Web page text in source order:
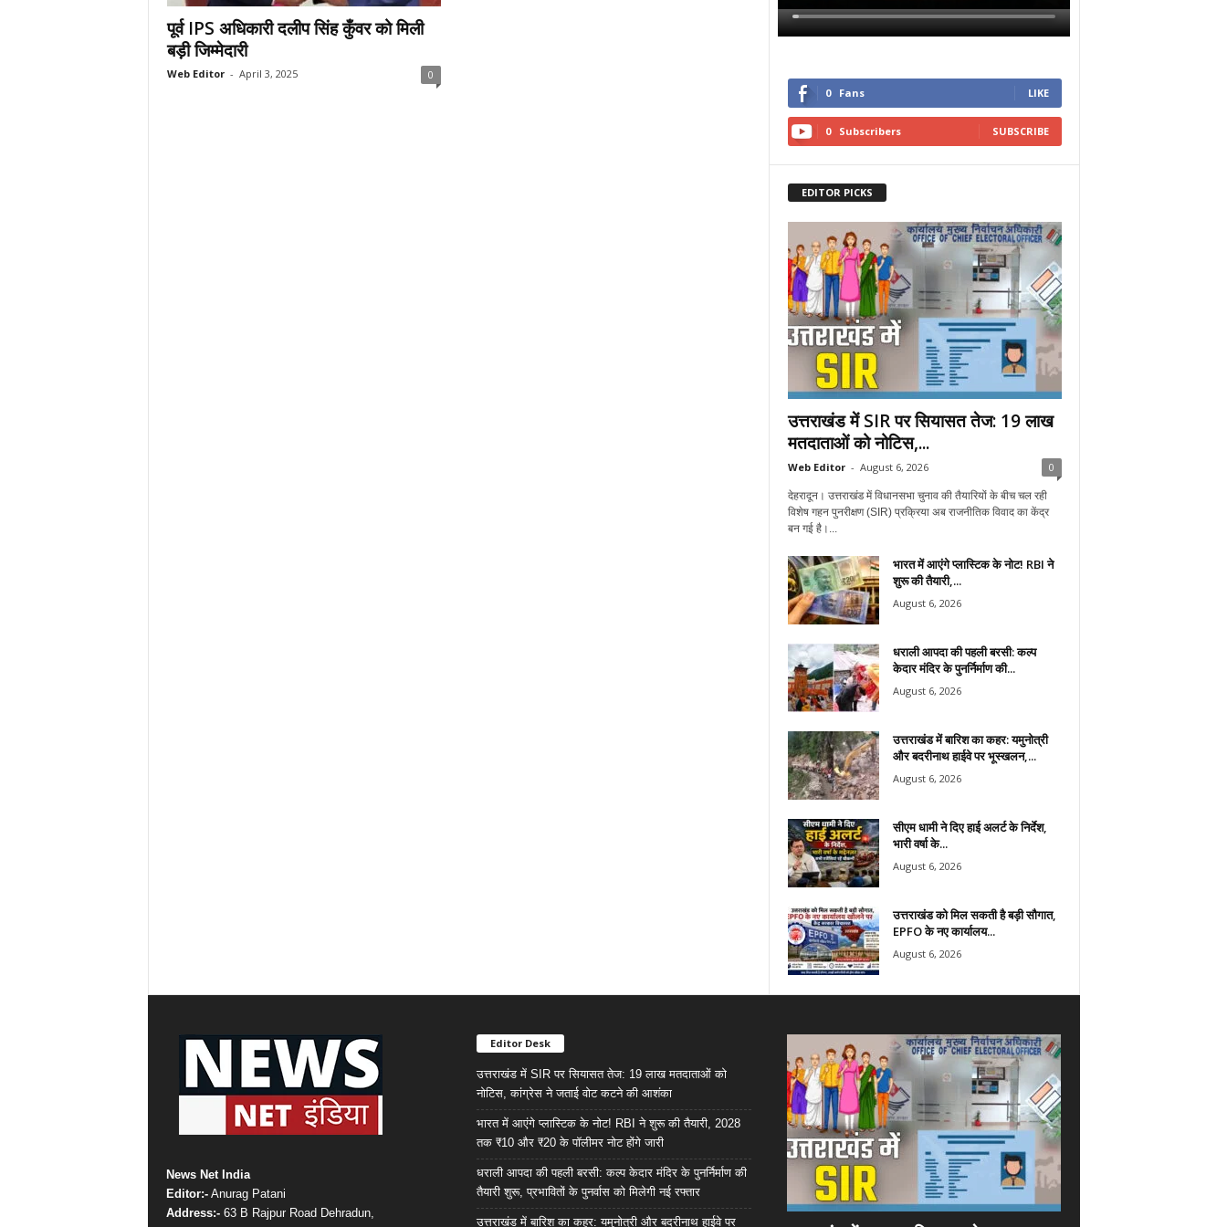
पूर्व IPS अधिकारी दलीप सिंह कुँवर को मिली
बड़ी जिम्मेदारी
Web Editor - April 3, 2025 0
0 Fans LIKE
0 Subscribers SUBSCRIBE
EDITOR PICKS
उत्तराखंड में SIR पर सियासत तेज: 19 लाख
मतदाताओं को नोटिस,...
Web Editor - August 6, 2026 0
देहरादून। उत्तराखंड में विधानसभा चुनाव की तैयारियों के बीच चल रही
विशेष गहन पुनरीक्षण (SIR) प्रक्रिया अब राजनीतिक विवाद का केंद्र
बन गई है।...
भारत में आएंगे प्लास्टिक के नोट! RBI ने
शुरू की तैयारी,...
August 6, 2026
धराली आपदा की पहली बरसी: कल्प
केदार मंदिर के पुनर्निर्माण की...
August 6, 2026
उत्तराखंड में बारिश का कहर: यमुनोत्री
और बदरीनाथ हाईवे पर भूस्खलन,...
August 6, 2026
सीएम धामी ने दिए हाई अलर्ट के निर्देश,
भारी वर्षा के...
August 6, 2026
उत्तराखंड को मिल सकती है बड़ी सौगात,
EPFO के नए कार्यालय...
August 6, 2026
News Net India
Editor:-Anurag Patani
Address:-63 B Rajpur Road Dehradun,
Editor Desk
उत्तराखंड में SIR पर सियासत तेज: 19 लाख मतदाताओं को
नोटिस, कांग्रेस ने जताई वोट कटने की आशंका
भारत में आएंगे प्लास्टिक के नोट! RBI ने शुरू की तैयारी, 2028
तक ₹10 और ₹20 के पॉलीमर नोट होंगे जारी
धराली आपदा की पहली बरसी: कल्प केदार मंदिर के पुनर्निर्माण की
तैयारी शुरू, प्रभावितों के पुनर्वास को मिलेगी नई रफ्तार
उत्तराखंड में बारिश का कहर: यमुनोत्री और बदरीनाथ हाईवे पर